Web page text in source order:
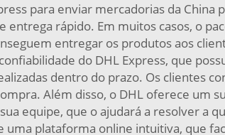
para enviar mercadorias da
entrega rápido. Em muitos casos, o
entregar os produtos aos
do DHL Express, que
dentro do prazo. Os clientes
Além disso, o DHL oferece um
equipe, que o ajudará a resolver a
uma plataforma online intuitiva, que